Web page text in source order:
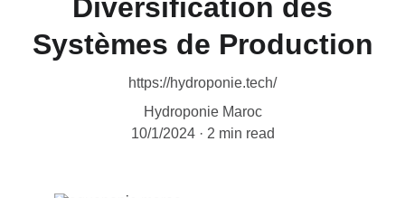
Diversification des
Systèmes de Production
https://hydroponie.tech/
Hydroponie Maroc
10/1/2024
2 min read